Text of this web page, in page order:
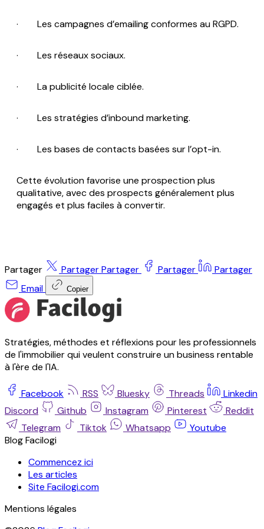
· Les campagnes d’emailing conformes au RGPD.
· Les réseaux sociaux.
· La publicité locale ciblée.
· Les stratégies d’inbound marketing.
· Les bases de contacts basées sur l’opt-in.
Cette évolution favorise une prospection plus
qualitative, avec des prospects généralement plus
engagés et plus faciles à convertir.
Partager PartagerPartager Partager
Partager
Email
Copier
Stratégies, méthodes et réflexions pour les professionnels
de l'immobilier qui veulent construire un business rentable
à l'ère de l'IA.
Facebook RSS Bluesky Threads
Linkedin
Discord
Github Instagram Pinterest
Reddit
Telegram
Tiktok Whatsapp
Youtube
Blog Facilogi
Commencez ici
Les articles
Site Facilogi.com
Mentions légales